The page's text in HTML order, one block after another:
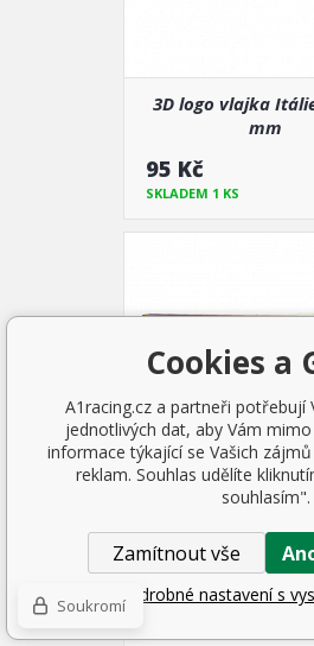
3D logo vlajka
mm
95 Kč
SKLADEM 1 KS
3D logo vlajka Itálie
95 Kč
Cookies a
A1racing.cz a partneři potřebují
jednotlivých dat, aby Vám
informace týkající se Vašich
reklam. Souhlas udělíte
souhlasím".
Zamítnout vše
Podrobné nastavení s
Soukromí